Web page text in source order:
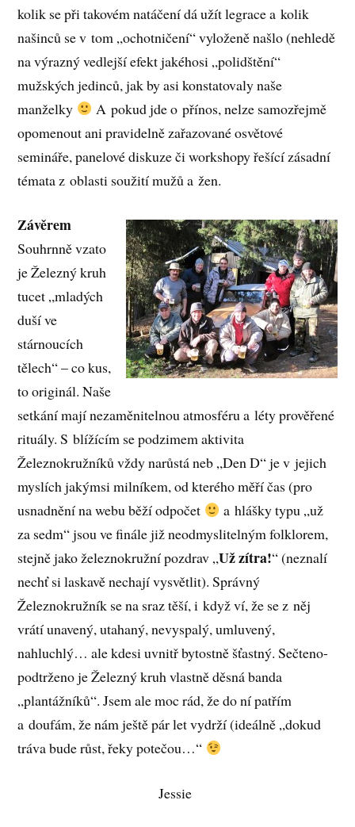
kolik se při takovém natáčení dá užít legrace a kolik
našinců se v tom „ochotničení“ vyloženě našlo (nehledě
na výrazný vedlejší efekt jakéhosi „polidštění“
mužských jedinců, jak by asi konstatovaly naše
manželky
A pokud jde o přínos, nelze samozřejmě
opomenout ani pravidelně zařazované osvětové
semináře, panelové diskuze či workshopy řešící zásadní
témata z oblasti soužití mužů a žen.
Závěrem
Souhrnně vzato
je Železný kruh
tucet „mladých
duší ve
stárnoucích
tělech“ – co kus,
to originál. Naše
setkání mají nezaměnitelnou atmosféru a léty prověřené
rituály. S blížícím se podzimem aktivita
Železnokružníků vždy narůstá neb „Den D“ je v jejich
myslích jakýmsi milníkem, od kterého měří čas (pro
usnadnění na webu běží odpočet
a hlášky typu „už
za sedm“ jsou ve finále již neodmyslitelným folklorem,
stejně jako železnokružní pozdrav „Už zítra!“ (neznalí
nechť si laskavě nechají vysvětlit). Správný
Železnokružník se na sraz těší, i když ví, že se z něj
vrátí unavený, utahaný, nevyspalý, umluvený,
nahluchlý… ale kdesi uvnitř bytostně šťastný. Sečteno-
podtrženo je Železný kruh vlastně děsná banda
„plantážníků“. Jsem ale moc rád, že do ní patřím
a doufám, že nám ještě pár let vydrží (ideálně „dokud
tráva bude růst, řeky potečou…“
Jessie